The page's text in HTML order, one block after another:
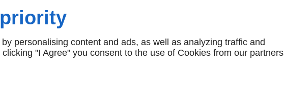
nous contacter
mentions légales
plan du site
personalising content and ads, as well as analyzing traffic and
"I Agree" you consent to the use of Cookies from our partners